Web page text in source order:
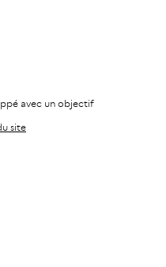
avec un objectif
site